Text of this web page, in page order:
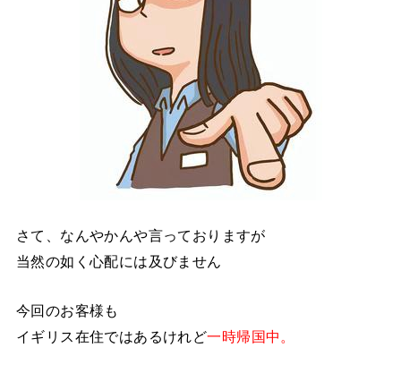
さて、なんやかんや言っておりますが
当然の如く心配には及びません
今回のお客様も
イギリス在住ではあるけれど一時帰国中。